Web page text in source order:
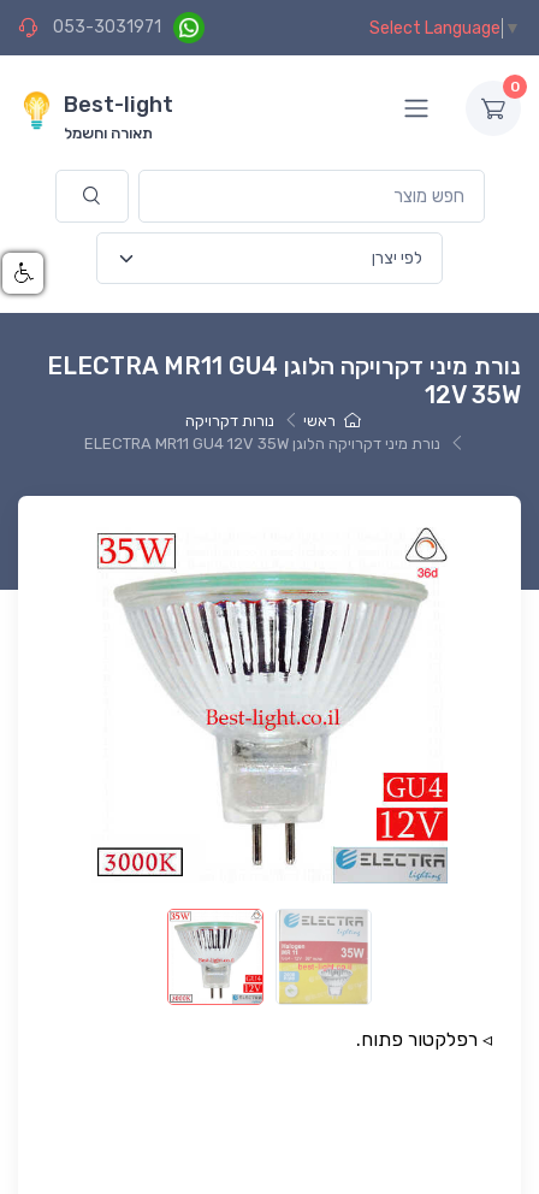
053-3031971 Select Language ▼
Best-light
תאורה וחשמל
0
נורת מיני דקרויקה הלוגן ELECTRA MR11 GU4
12V 35W
ראשי
נורות דקרויקה
נורת מיני דקרויקה הלוגן ELECTRA MR11 GU4 12V 35W
◃ רפלקטור פתוח.